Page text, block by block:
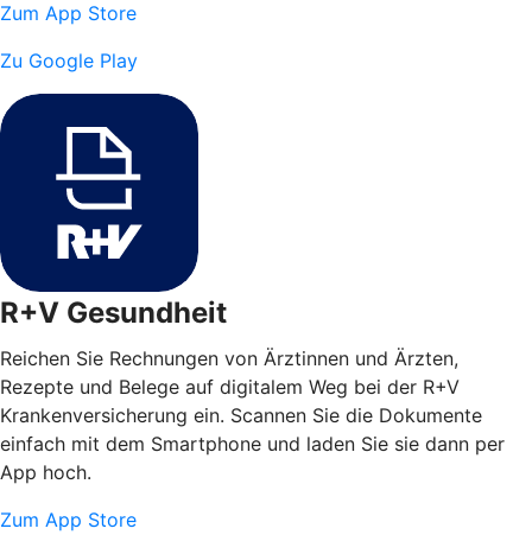
Zum App Store
Zu Google Play
R+V Gesundheit
Reichen Sie Rechnungen von Ärztinnen und Ärzten,
Rezepte und Belege auf digitalem Weg bei der R+V
Krankenversicherung ein. Scannen Sie die Dokumente
einfach mit dem Smartphone und laden Sie sie dann per
App hoch.
Zum App Store